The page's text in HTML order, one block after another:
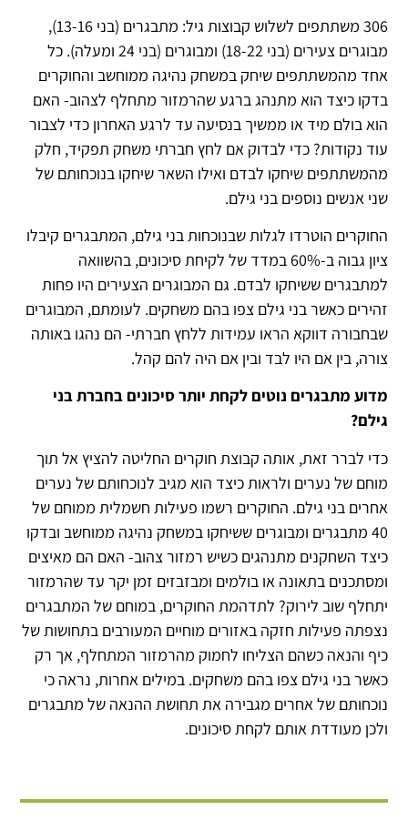
306 משתתפים לשלוש קבוצות גיל: מתבגרים (בני 13-16),
מבוגרים צעירים (בני 18-22) ומבוגרים (בני 24 ומעלה). כל
אחד מהמשתתפים שיחק במשחק נהיגה ממוחשב והחוקרים
בדקו כיצד הוא מתנהג ברגע שהרמזור מתחלף לצהוב- האם
הוא בולם מיד או ממשיך בנסיעה עד לרגע האחרון כדי לצבור
עוד נקודות? כדי לבדוק אם לחץ חברתי משחק תפקיד, חלק
מהמשתתפים שיחקו לבדם ואילו השאר שיחקו בנוכחותם של
שני אנשים נוספים בני גילם.
החוקרים הוטרדו לגלות שבנוכחות בני גילם, המתבגרים קיבלו
ציון גבוה ב-60% במדד של לקיחת סיכונים, בהשוואה
למתבגרים ששיחקו לבדם. גם המבוגרים הצעירים היו פחות
זהירים כאשר בני גילם צפו בהם משחקים. לעומתם, המבוגרים
שבחבורה דווקא הראו עמידות ללחץ חברתי- הם נהגו באותה
צורה, בין אם היו לבד ובין אם היה להם קהל.
מדוע מתבגרים נוטים לקחת יותר סיכונים בחברת בני
גילם?
כדי לברר זאת, אותה קבוצת חוקרים החליטה להציץ אל תוך
מוחם של נערים ולראות כיצד הוא מגיב לנוכחותם של נערים
אחרים בני גילם. החוקרים רשמו פעילות חשמלית ממוחם של
40 מתבגרים ומבוגרים ששיחקו במשחק נהיגה ממוחשב ובדקו
כיצד השחקנים מתנהגים כשיש רמזור צהוב- האם הם מאיצים
ומסתכנים בתאונה או בולמים ומבזבזים זמן יקר עד שהרמזור
יתחלף שוב לירוק? לתדהמת החוקרים, במוחם של המתבגרים
נצפתה פעילות חזקה באזורים מוחיים המעורבים בתחושות של
כיף והנאה כשהם הצליחו לחמוק מהרמזור המתחלף, אך רק
כאשר בני גילם צפו בהם משחקים. במילים אחרות, נראה כי
נוכחותם של אחרים מגבירה את תחושת ההנאה של מתבגרים
ולכן מעודדת אותם לקחת סיכונים.